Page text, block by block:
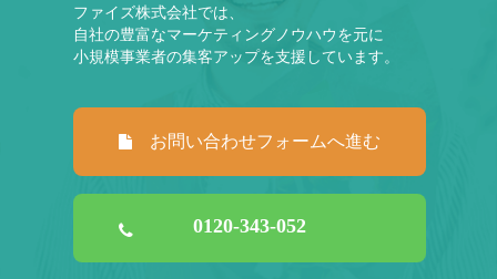
ファイズ株式会社では、
自社の豊富なマーケティングノウハウを元に
小規模事業者の集客アップを支援しています。
お問い合わせフォームへ進む
0120-343-052